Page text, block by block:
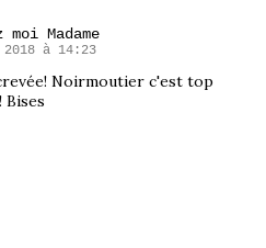
moi Madame
2018 à 14:23
Noirmoutier c'est top
Bises